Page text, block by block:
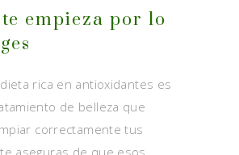
empieza por lo
rica en antioxidantes es
de belleza que
correctamente tus